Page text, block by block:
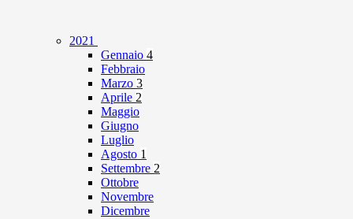
2021
Gennaio 4
Febbraio
Marzo 3
Aprile 2
Maggio
Giugno
Luglio
Agosto 1
Settembre 2
Ottobre
Novembre
Dicembre